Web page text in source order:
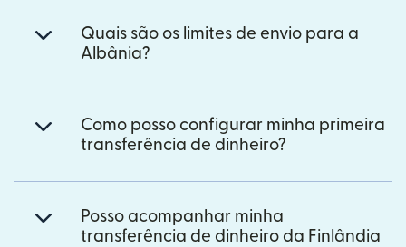
Quais são os limites de envio para a
Albânia?
Como posso configurar minha primeira
transferência de dinheiro?
Posso acompanhar minha
transferência de dinheiro da Finlândia